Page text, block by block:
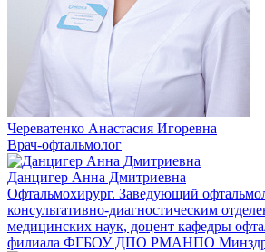
Череватенко Анастасия Игоревна
Врач-офтальмолог
Данцигер Анна Дмитриевна
Офтальмохирург. Заведующий
консультативно-диагностическим
медицинских наук, доцент кафедры
филиала ФГБОУ ДПО РМАНПО